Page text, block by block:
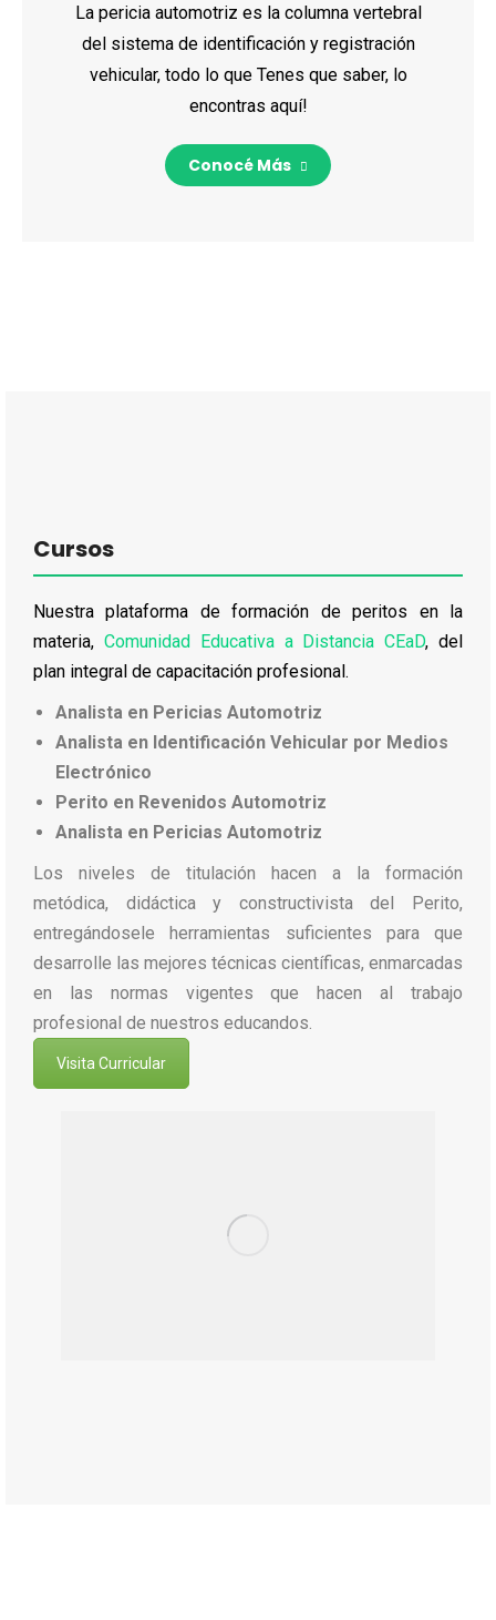
La pericia automotriz es la columna vertebral
del sistema de identificación y registración
vehicular, todo lo que Tenes que saber, lo
encontras aquí!
Conocé Más
Cursos
Nuestra plataforma de formación de peritos en la
materia, Comunidad Educativa a Distancia CEaD, del
plan integral de capacitación profesional.
Analista en Pericias Automotriz
Analista en Identificación Vehicular por Medios
Electrónico
Perito en Revenidos Automotriz
Analista en Pericias Automotriz
Los niveles de titulación hacen a la formación
metódica, didáctica y constructivista del Perito,
entregándosele herramientas suficientes para que
desarrolle las mejores técnicas científicas, enmarcadas
en las normas vigentes que hacen al trabajo
profesional de nuestros educandos.
Visita Curricular